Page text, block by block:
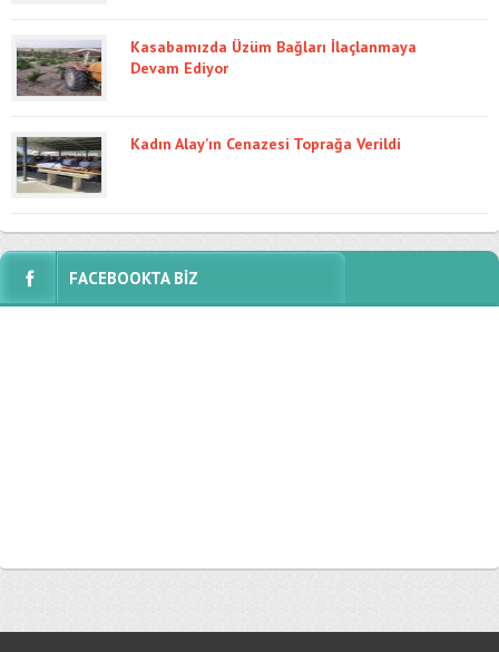
Kasabamızda Üzüm Bağları İlaçlanmaya
Devam Ediyor
Kadın Alay’ın Cenazesi Toprağa Verildi
FACEBOOKTA BİZ